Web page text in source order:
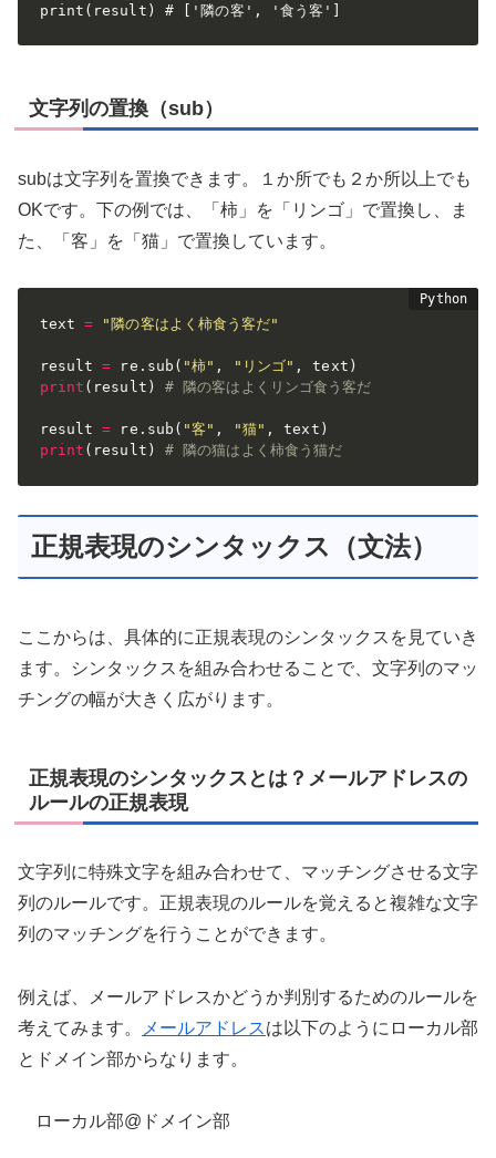
print(result) # ['隣の客', '食う客']
文字列の置換（sub）
subは文字列を置換できます。１か所でも２か所以上でも
OKです。下の例では、「柿」を「リンゴ」で置換し、ま
た、「客」を「猫」で置換しています。
text = "隣の客はよく柿食う客だ"
result = re . sub ( "柿" , "リンゴ" , text )
print ( result ) # 隣の客はよくリンゴ食う客だ
result = re . sub ( "客" , "猫" , text )
print ( result ) # 隣の猫はよく柿食う猫だ
正規表現のシンタックス（文法）
ここからは、具体的に正規表現のシンタックスを見ていき
ます。シンタックスを組み合わせることで、文字列のマッ
チングの幅が大きく広がります。
正規表現のシンタックスとは？メールアドレスの
ルールの正規表現
文字列に特殊文字を組み合わせて、マッチングさせる文字
列のルールです。正規表現のルールを覚えると複雑な文字
列のマッチングを行うことができます。
例えば、メールアドレスかどうか判別するためのルールを
考えてみます。
メールアドレスは以下のようにローカル部
とドメイン部からなります。
ローカル部@ドメイン部